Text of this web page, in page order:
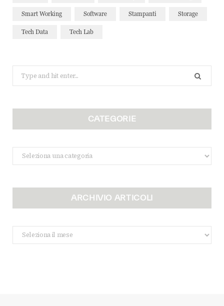
Smart Working Software Stampanti Storage
Tech Data Tech Lab
Search
for:
CATEGORIE
Categorie
ARCHIVIO ARTICOLI
Archivio
Articoli